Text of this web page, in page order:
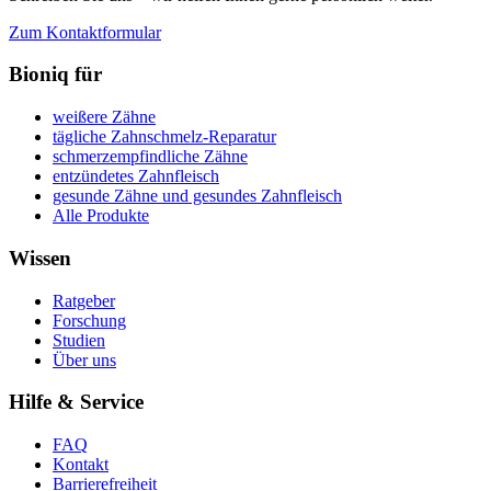
Zum Kontaktformular
Bioniq für
weißere Zähne
tägliche Zahnschmelz-Reparatur
schmerzempfindliche Zähne
entzündetes Zahnfleisch
gesunde Zähne und gesundes Zahnfleisch
Alle Produkte
Wissen
Ratgeber
Forschung
Studien
Über uns
Hilfe & Service
FAQ
Kontakt
Barrierefreiheit